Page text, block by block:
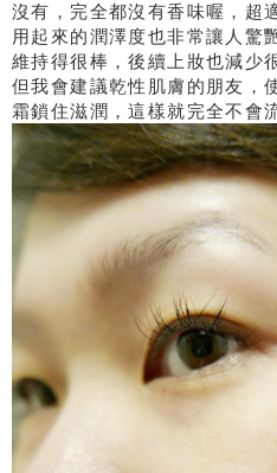
沒有，完全都沒有香味喔，超
用起來的潤澤度也非常讓人驚
維持得很棒，後續上妝也減少
但我會建議乾性肌膚的朋友，
霜鎖住滋潤，這樣就完全不會